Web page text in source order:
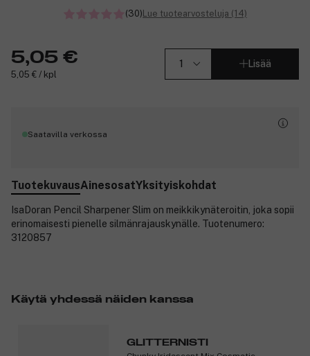
(30)Lue tuotearvosteluja (14)
5,05 €
5,05 € / kpl
Lisää
Saatavilla verkossa
TuotekuvausAinesosatYksityiskohdat
IsaDoran Pencil Sharpener Slim on meikkikynäteroitin, joka sopii
erinomaisesti pienelle silmänrajauskynälle. Tuotenumero:
3120857
Käytä yhdessä näiden kanssa
GLITTERNISTI